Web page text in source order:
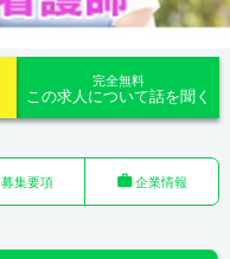
完全無料
この求人について話を聞く
募集要項 企業情報